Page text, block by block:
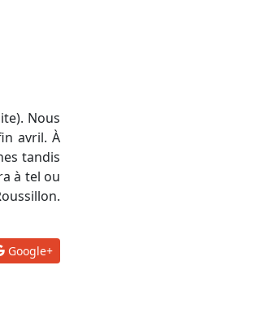
avril. À
tandis
à tel ou
Google+